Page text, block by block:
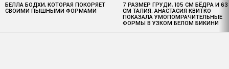
БЕЛЛА БОДХИ, КОТОРАЯ ПОКОРЯЕТ
СВОИМИ ПЫШНЫМИ ФОРМАМИ
7 РАЗМЕР ГРУДИ, 105 СМ БЁДРА И 63
СМ ТАЛИЯ: АНАСТАСИЯ КВИТКО
ПОКАЗАЛА УМОПОМРАЧИТЕЛЬНЫЕ
ФОРМЫ В УЗКОМ БЕЛОМ БИКИНИ